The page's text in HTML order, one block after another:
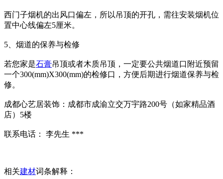
西门子烟机的出风口偏左，所以吊顶的开孔，需往安装烟机位
置中心线偏左5厘米。
5、烟道的保养与检修
若您家是石膏吊顶或者木质吊顶，一定要公共烟道口附近预留
一个300(mm)X300(mm)的检修口，方便后期进行烟道保养与检
修。
成都心艺居装饰：成都市成渝立交万宇路200号（如家精品酒
店）5楼
联系电话： 李先生 ***
相关建材词条解释：